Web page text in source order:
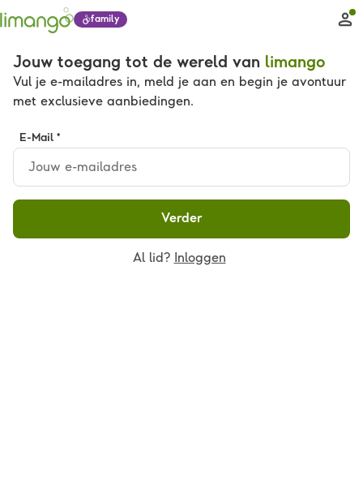
family
Jouw toegang tot de wereld van limango
Vul je e-mailadres in, meld je aan en begin je avontuur
met exclusieve aanbiedingen.
E-Mail *
Verder
Al lid? Inloggen